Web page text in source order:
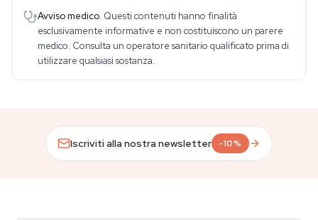
Avviso medico. Questi contenuti hanno finalità
esclusivamente informative e non costituiscono un parere
medico. Consulta un operatore sanitario qualificato prima di
utilizzare qualsiasi sostanza.
Iscriviti alla nostra newsletter -10%